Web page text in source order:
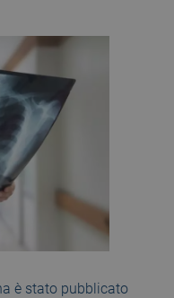
è stato pubblicato